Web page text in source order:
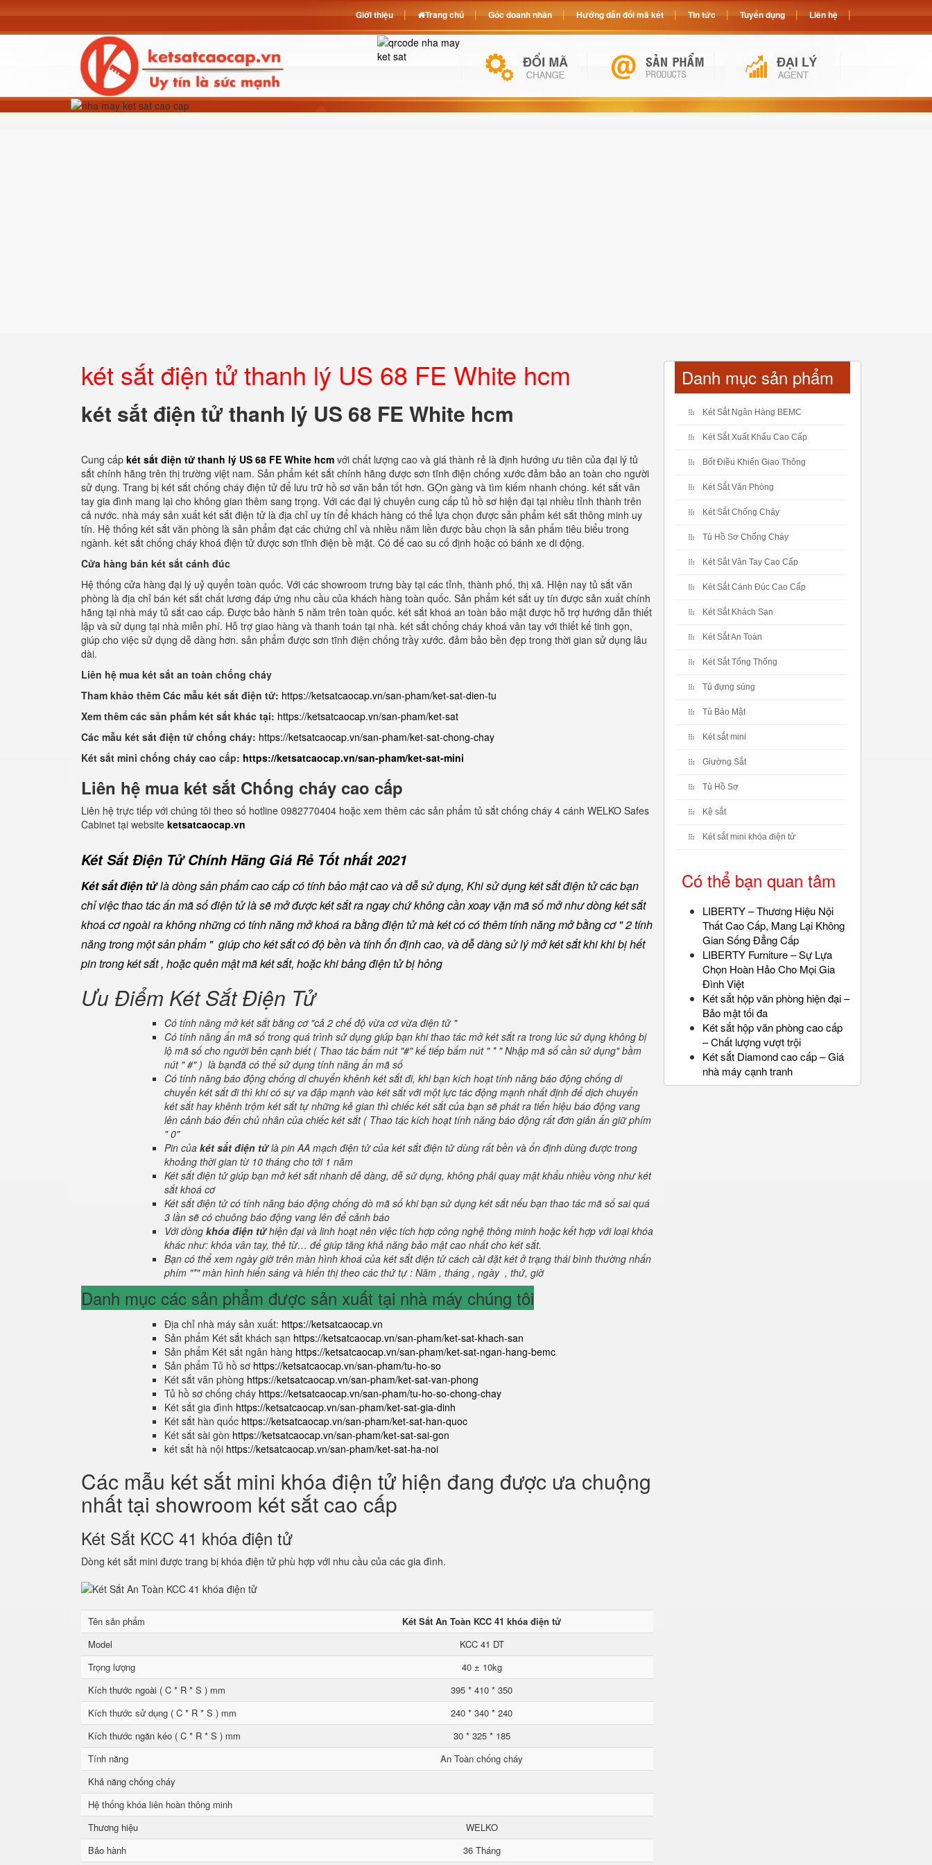
két sắt điện tử thanh lý US 68 FE White hcm
két sắt điện tử thanh lý US 68 FE White hcm
Cung cấp két sắt điện tử thanh lý US 68 FE White hcm với chất lượng cao và giá thành rẻ là định hướng ưu tiên của đại lý tủ
sắt chính hãng trên thị trường việt nam. Sản phẩm két sắt chính hãng được sơn tĩnh điện chống xước đảm bảo an toàn cho người
sử dụng. Trang bị két sắt chống cháy điện tử để lưu trữ hồ sơ văn bản tốt hơn. GỌn gàng và tìm kiếm nhanh chóng. két sắt vân
tay gia đình mang lại cho không gian thêm sang trọng. Với các đại lý chuyên cung cấp tủ hồ sơ hiện đại tại nhiều tỉnh thành trên
cả nước. nhà máy sản xuất két sắt điện tử là địa chỉ uy tín để khách hàng có thể lựa chọn được sản phẩm két sắt thông minh uy
tín. Hệ thống két sắt văn phòng là sản phẩm đạt các chứng chỉ và nhiều năm liền được bầu chọn là sản phẩm tiêu biểu trong
ngành. két sắt chống cháy khoá điện tử được sơn tĩnh điện bề mặt. Có đế cao su cố định hoặc có bánh xe di động.
Cửa hàng bán két sắt cánh đúc
Hệ thống cửa hàng đại lý uỷ quyển toàn quốc. Với các showroom trưng bày tại các tỉnh, thành phố, thị xã. HIện nay tủ sắt văn
phòng là địa chỉ bán két sắt chất lương đáp ứng nhu cầu của khách hàng toàn quốc. Sản phẩm két sắt uy tín được sản xuất chính
hãng tại nhà máy tủ sắt cao cấp. Được bảo hành 5 năm trên toàn quốc. két sắt khoá an toàn bảo mật được hỗ trợ hướng dẫn thiết
lập và sử dụng tại nhà miễn phí. Hỗ trợ giao hàng và thanh toán tại nhà. két sắt chống cháy khoá vân tay với thiết kế tinh gọn,
giúp cho việc sử dụng dễ dàng hơn. sản phẩm được sơn tĩnh điện chống trầy xước. đảm bảo bền đẹp trong thời gian sử dụng lâu
dài.
Liên hệ mua két sắt an toàn chống cháy
Tham khảo thêm Các mẫu két sắt điện tử: https://ketsatcaocap.vn/san-pham/ket-sat-dien-tu
Xem thêm các sản phẩm két sắt khác tại: https://ketsatcaocap.vn/san-pham/ket-sat
Các mẫu két sắt điện tử chống cháy: https://ketsatcaocap.vn/san-pham/ket-sat-chong-chay
Két sắt mini chống cháy cao cấp: https://ketsatcaocap.vn/san-pham/ket-sat-mini
Liên hệ mua két sắt Chống cháy cao cấp
Liên hệ trực tiếp với chúng tôi theo số hotline 0982770404 hoặc xem thêm các sản phẩm tủ sắt chống cháy 4 cánh WELKO Safes
Cabinet tại website ketsatcaocap.vn
Két Sắt Điện Tử Chính Hãng Giá Rẻ Tốt nhất 2021
Két sắt điện tửlà dòng sản phẩm cao cấp có tính bảo mật cao và dễ sử dụng, Khi sử dụng két sắt điện tử các bạn
chỉ việc thao tác ấn mã số điện tử là sẽ mở được két sắt ra ngay chứ không cần xoay vặn mã số mở như dòng két sắt
khoá cơ ngoài ra không những có tính năng mở khoá ra bằng điện tử mà két có có thêm tính năng mở bằng cơ " 2 tính
năng trong một sản phẩm " giúp cho két sắt có độ bền và tính ổn định cao, và dễ dàng sử lý mở két sắt khi khi bị hết
pin trong két sắt , hoặc quên mật mã két sắt, hoặc khi bảng điện tử bị hỏng
Ưu Điểm Két Sắt Điện Tử
Có tính năng mở két sắt bằng cơ "cả 2 chế độ vừa cơ vừa điện tử "
Có tính năng ẩn mã số trong quá trình sử dụng giúp bạn khi thao tác mở két sắt ra trong lúc sử dụng không bị
lộ mã số cho người bên cạnh biết ( Thao tác bấm nút "#" kế tiếp bấm nút " * " Nhập mã số cần sử dụng" bầm
nút " #" ) là bạnđã có thể sử dụng tính năng ẩn mã số
Có tính năng báo động chống di chuyển khênh két sắt đi, khi bạn kích hoạt tính năng báo động chống di
chuyển két sắt đi thì khi có sự va đập mạnh vào két sắt với một lực tác động mạnh nhất định để dịch chuyển
két sắt hay khênh trộm két sắt tự những kẻ gian thì chiếc két sắt của bạn sẽ phát ra tiến hiệu báo động vang
lên cảnh báo đến chủ nhân của chiếc két sắt ( Thao tác kích hoạt tính năng báo động rất đơn giản ấn giữ phím
" 0"
Pin của két sắt điện tửlà pin AA mạch điện tử của két sắt điện tử dùng rất bền và ổn định dùng được trong
khoảng thời gian từ 10 tháng cho tới 1 năm
Két sắt điện tử giúp bạn mở két sắt nhanh dễ dàng, dễ sử dụng, không phải quay mật khẩu nhiều vòng như két
sắt khoá cơ
Két sắt điện tử có tính năng báo động chống dò mã số khi bạn sử dụng két sắt nếu bạn thao tác mã số sai quá
3 lần sẽ có chuông báo động vang lên để cảnh báo
Với dòng khóa điện tửhiện đại và linh hoạt nên việc tích hợp công nghệ thông minh hoặc kết hợp với loại khóa
khác như: khóa vân tay, thẻ từ… để giúp tăng khả năng bảo mật cao nhất cho két sắt.
Bạn có thể xem ngày giờ trên màn hình khoá của két sắt điện tử cách cài đặt két ở trạng thái bình thường nhấn
phím "*" màn hình hiển sáng và hiển thị theo các thứ tự : Năm , tháng , ngày , thứ, giờ
Danh mục các sản phẩm được sản xuất tại nhà máy chúng tôi
Địa chỉ nhà máy sản xuất: https://ketsatcaocap.vn
Sản phẩm Két sắt khách sạn https://ketsatcaocap.vn/san-pham/ket-sat-khach-san
Sản phẩm Két sắt ngân hàng https://ketsatcaocap.vn/san-pham/ket-sat-ngan-hang-bemc
Sản phẩm Tủ hồ sơ https://ketsatcaocap.vn/san-pham/tu-ho-so
Két sắt văn phòng https://ketsatcaocap.vn/san-pham/ket-sat-van-phong
Tủ hồ sơ chống cháy https://ketsatcaocap.vn/san-pham/tu-ho-so-chong-chay
Két sắt gia đình https://ketsatcaocap.vn/san-pham/ket-sat-gia-dinh
Két sắt hàn quốc https://ketsatcaocap.vn/san-pham/ket-sat-han-quoc
Két sắt sài gòn https://ketsatcaocap.vn/san-pham/ket-sat-sai-gon
két sắt hà nội https://ketsatcaocap.vn/san-pham/ket-sat-ha-noi
Các mẫu két sắt mini khóa điện tử hiện đang được ưa chuộng
nhất tại showroom két sắt cao cấp
Két Sắt KCC 41 khóa điện tử
Dòng két sắt mini được trang bị khóa điện tử phù hợp với nhu cầu của các gia đình.
Tên sản phẩm
Két Sắt An Toàn KCC 41 khóa điện tử
Model
KCC 41 DT
Trọng lượng
40 ± 10kg
Kích thước ngoài ( C * R * S ) mm
395 * 410 * 350
Kích thước sử dụng ( C * R * S ) mm
240 * 340 * 240
Kích thước ngăn kéo ( C * R * S ) mm
30 * 325 * 185
Tính năng
An Toàn chống cháy
Khả năng chống cháy
Hệ thống khóa liên hoàn thông minh
Thương hiệu
WELKO
Bảo hành
36 Tháng
Danh mục sản phẩm
Két Sắt Ngân Hàng BEMC
Két Sắt Xuất Khẩu Cao Cấp
Bốt Điều Khiển Giao Thông
Két Sắt Văn Phòng
Két Sắt Chống Cháy
Tủ Hồ Sơ Chống Cháy
Két Sắt Vân Tay Cao Cấp
Két Sắt Cánh Đúc Cao Cấp
Két Sắt Khách Sạn
Két Sắt An Toàn
Két Sắt Tổng Thống
Tủ đựng súng
Tủ Bảo Mật
Két sắt mini
Giường Sắt
Tủ Hồ Sơ
Kệ sắt
Két sắt mini khóa điện tử
Có thể bạn quan tâm
LIBERTY – Thương Hiệu Nội
Thất Cao Cấp, Mang Lại Không
Gian Sống Đẳng Cấp
LIBERTY Furniture – Sự Lựa
Chọn Hoàn Hảo Cho Mọi Gia
Đình Việt
Két sắt hộp văn phòng hiện đại –
Bảo mật tối đa
Két sắt hộp văn phòng cao cấp
– Chất lượng vượt trội
Két sắt Diamond cao cấp – Giá
nhà máy cạnh tranh
Giới thiệu Trang chủ Góc doanh nhân Hướng dẫn đổi mã két Tin tức Tuyển dụng Liên hệ